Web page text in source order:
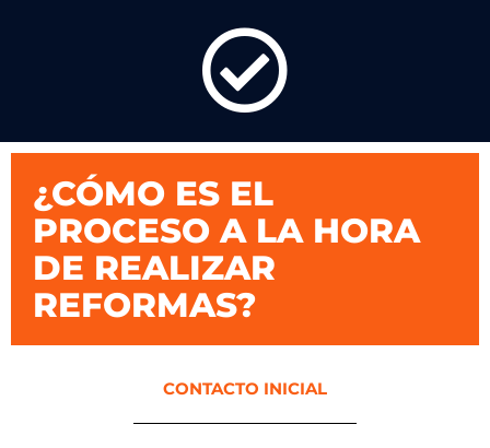
¿CÓMO ES EL
PROCESO A LA HORA
DE REALIZAR
REFORMAS?
CONTACTO INICIAL